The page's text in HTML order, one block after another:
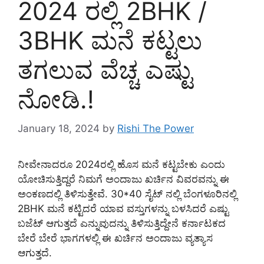
2024 ರಲ್ಲಿ 2BHK /
3BHK ಮನೆ ಕಟ್ಟಲು
ತಗಲುವ ವೆಚ್ಚ ಎಷ್ಟು
ನೋಡಿ.!
January 18, 2024 by Rishi The Power
ನೀವೇನಾದರೂ 2024ರಲ್ಲಿ ಹೊಸ ಮನೆ ಕಟ್ಟಬೇಕು ಎಂದು
ಯೋಚಿಸುತ್ತಿದ್ದರೆ ನಿಮಗೆ ಅಂದಾಜು ಖರ್ಚಿನ ವಿವರವನ್ನು ಈ
ಅಂಕಣದಲ್ಲಿ ತಿಳಿಸುತ್ತೇವೆ. 30*40 ಸೈಟ್ ನಲ್ಲಿ ಬೆಂಗಳೂರಿನಲ್ಲಿ
2BHK ಮನೆ ಕಟ್ಟಿದರೆ ಯಾವ ವಸ್ತುಗಳನ್ನು ಬಳಸಿದರೆ ಎಷ್ಟು
ಬಜೆಟ್ ಆಗುತ್ತದೆ ಎನ್ನುವುದನ್ನು ತಿಳಿಸುತ್ತಿದ್ದೇನೆ ಕರ್ನಾಟಕದ
ಬೇರೆ ಬೇರೆ ಭಾಗಗಳಲ್ಲಿ ಈ ಖರ್ಚಿನ ಅಂದಾಜು ವ್ಯತ್ಯಾಸ
ಆಗುತ್ತದೆ.